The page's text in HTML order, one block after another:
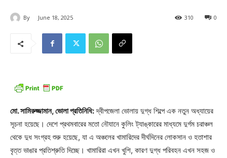
By June 18, 2025 0
310
মো. সামিরুজ্জামান, ভোলা প্রতিনিধি:দ্বীপজেলা ভোলায় দুগ্ধ শিল্পে এক নতুন অধ্যায়ের
সূচনা হয়েছে। দেশে প্রথমবারের মতো নৌযানে কুলিং ট্যাঙ্কারের মাধ্যমে দুর্গম চরাঞ্চল
থেকে দুধ সংগ্রহ শুরু হয়েছে, যা এ অঞ্চলের খামারিদের দীর্ঘদিনের লোকসান ও হতাশার
বৃত্ত ভাঙার প্রতিশ্রুতি দিচ্ছে। খামারিরা এখন খুশি, কারণ দুগ্ধ পরিবহন এখন সহজ ও